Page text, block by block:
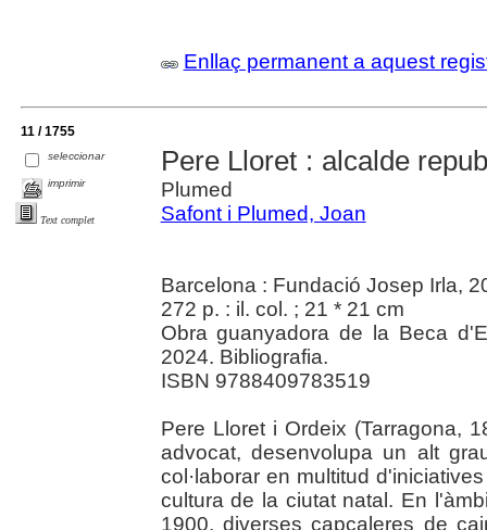
Enllaç permanent a aquest
11 / 1755
seleccionar
imprimir
Text complet
Pere Lloret : alcalde
Plumed
Safont i Plumed, Joan
Barcelona : Fundació Josep Irla,
272 p. : il. col. ; 21 * 21 cm
Obra guanyadora de la Beca
2024. Bibliografia.
ISBN 9788409783519
Pere Lloret i Ordeix (Tarragona,
advocat, desenvolupa un alt
col·laborar en multitud
cultura de la ciutat natal. En
1900, diverses capçaleres de